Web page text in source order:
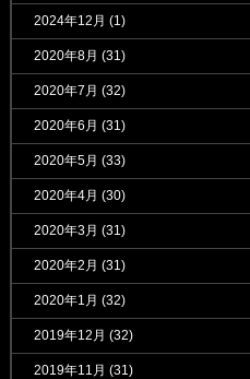
2024年12月 (1)
2020年8月 (31)
2020年7月 (32)
2020年6月 (31)
2020年5月 (33)
2020年4月 (30)
2020年3月 (31)
2020年2月 (31)
2020年1月 (32)
2019年12月 (32)
2019年11月 (31)